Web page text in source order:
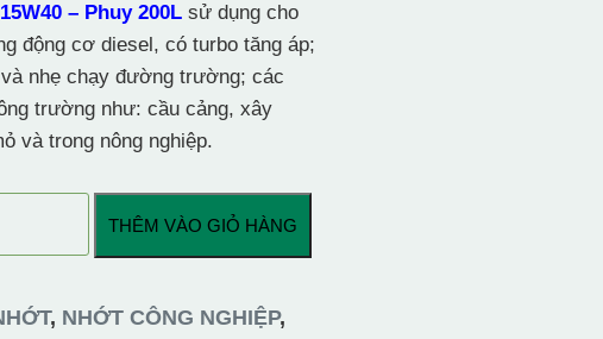
– Phuy 200L sử dụng cho
động cơ diesel, có turbo tăng áp;
nhẹ chạy đường trường; các
trường như: cầu cảng, xây
và trong nông nghiệp.
THÊM VÀO GIỎ HÀNG
, NHỚT CÔNG NGHIỆP,